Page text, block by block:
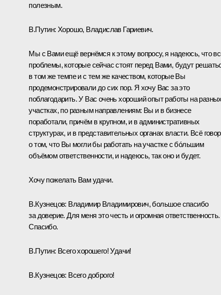
полезным.
В.Путин: Хорошо, Владислав Гариевич.
Мы с Вами ещё вернёмся к этому вопросу, я надеюсь, что
проблемы, которые сейчас стоят перед Вами, будут
в том же темпе и с тем же качеством, которые Вы
продемонстрировали до сих пор. Я хочу Вас за это
поблагодарить. У Вас очень хороший опыт работы на
участках, по разным направлениям: Вы и в бизнесе
поработали, причём в крупном, и в административных
структурах, и в представительных органах власти. Всё
о том, что Вы могли бы работать на участке с бóльшим
объёмом ответственности, и надеюсь, так оно и будет.
Хочу пожелать Вам удачи.
В.Кузнецов: Владимир Владимирович, большое спасибо
за доверие. Для меня это честь и огромная ответственность.
Спасибо.
В.Путин: Всего хорошего! Удачи!
В.Кузнецов: Всего доброго!